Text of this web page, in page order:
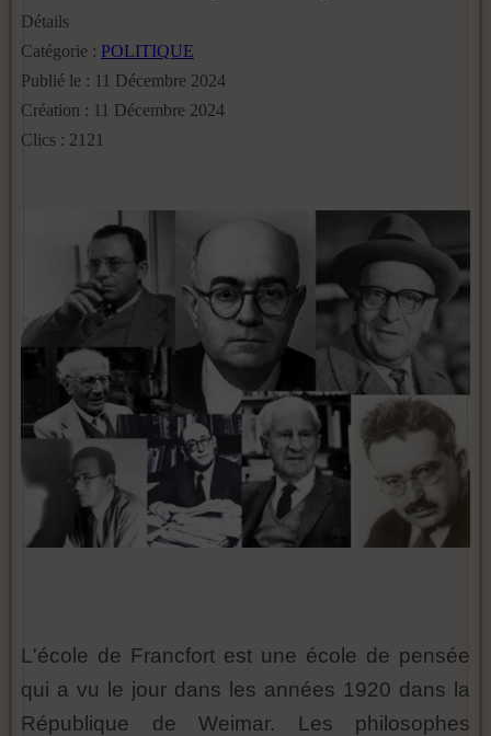
Détails
Catégorie : POLITIQUE
Publié le : 11 Décembre 2024
Création : 11 Décembre 2024
Clics : 2121
L'école de Francfort est une école de pensée
qui a vu le jour dans les années 1920 dans la
République de Weimar. Les philosophes